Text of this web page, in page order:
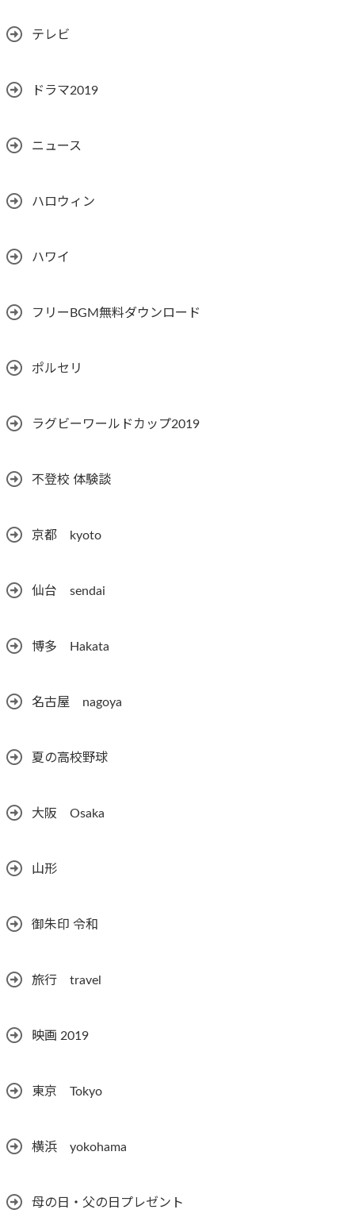
テレビ
ドラマ2019
ニュース
ハロウィン
ハワイ
フリーBGM無料ダウンロード
ポルセリ
ラグビーワールドカップ2019
不登校 体験談
京都 kyoto
仙台 sendai
博多 Hakata
名古屋 nagoya
夏の高校野球
大阪 Osaka
山形
御朱印 令和
旅行 travel
映画 2019
東京 Tokyo
横浜 yokohama
母の日・父の日プレゼント